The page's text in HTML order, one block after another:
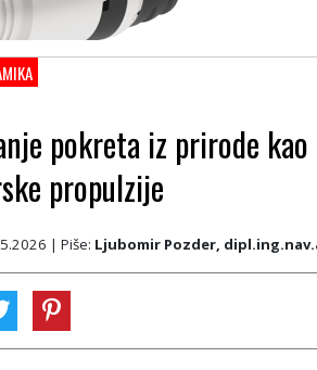
pokreta iz prirode kao
propulzije
| Piše: Ljubomir Pozder,